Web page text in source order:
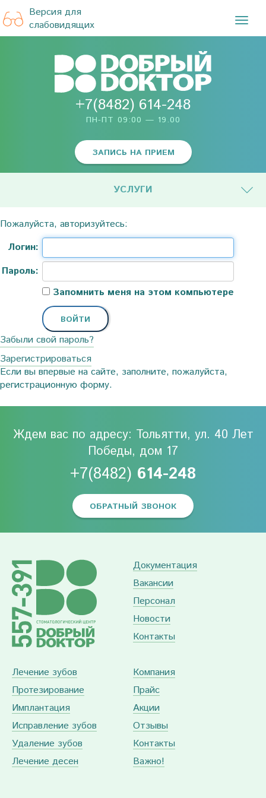
Версия для
слабовидящих
+7(8482) 614-248
ПН-ПТ 09:00 — 19.00
ЗАПИСЬ НА ПРИЕМ
УСЛУГИ
Пожалуйста, авторизуйтесь:
Логин:
Пароль:
Запомнить меня на этом компьютере
Забыли свой пароль?
Зарегистрироваться
Если вы впервые на сайте, заполните, пожалуйста,
регистрационную форму.
Ждем вас по адресу: Тольятти, ул. 40 Лет
Победы, дом 17
+7(8482) 614-248
ОБРАТНЫЙ ЗВОНОК
Документация
Вакансии
Персонал
Новости
Контакты
Лечение зубов
Протезирование
Имплантация
Исправление зубов
Удаление зубов
Лечение десен
Компания
Прайс
Акции
Отзывы
Контакты
Важно!